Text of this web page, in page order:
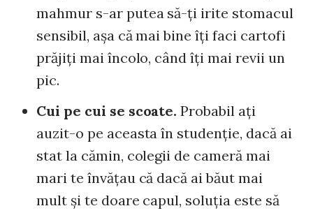
mahmur s-ar putea să-ţi irite stomacul
sensibil, aşa că mai bine îţi faci cartofi
prăjiţi mai încolo, când îţi mai revii un
pic.
Cui pe cui se scoate. Probabil aţi
auzit-o pe aceasta în studenţie, dacă ai
stat la cămin, colegii de cameră mai
mari te învăţau că dacă ai băut mai
mult şi te doare capul, soluţia este să